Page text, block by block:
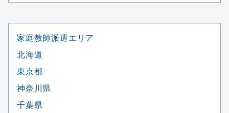
家庭教師派遣エリア
北海道
東京都
神奈川県
千葉県